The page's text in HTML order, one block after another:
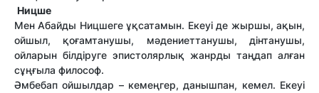
Ницше
Мен Абайды Ницшеге ұқсатамын. Екеуі де жыршы, ақын,
ойшыл, қоғамтанушы, мәдениеттанушы, дінтанушы,
ойларын білдіруге эпистолярлық жанрды таңдап алған
сұңғыла философ.
Әмбебап ойшылдар – кемеңгер, данышпан, кемел. Екеуі